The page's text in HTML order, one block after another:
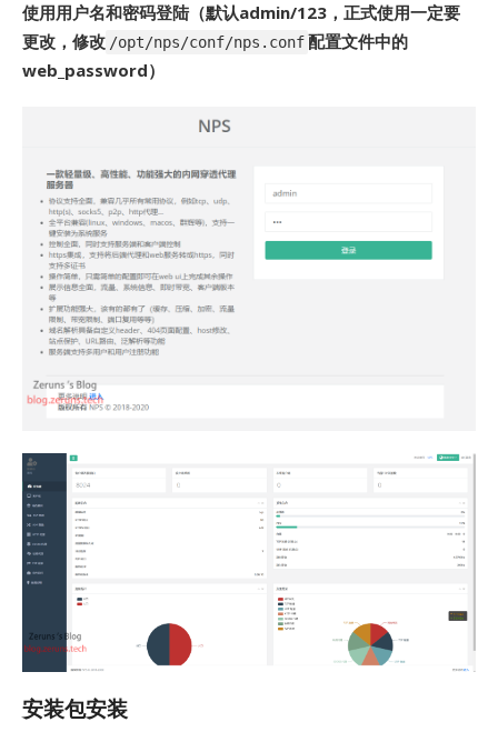
使用用户名和密码登陆（默认admin/123，正式使用一定要
更改，修改 /opt/nps/conf/nps.conf 配置文件中的
web_password）
安装包安装